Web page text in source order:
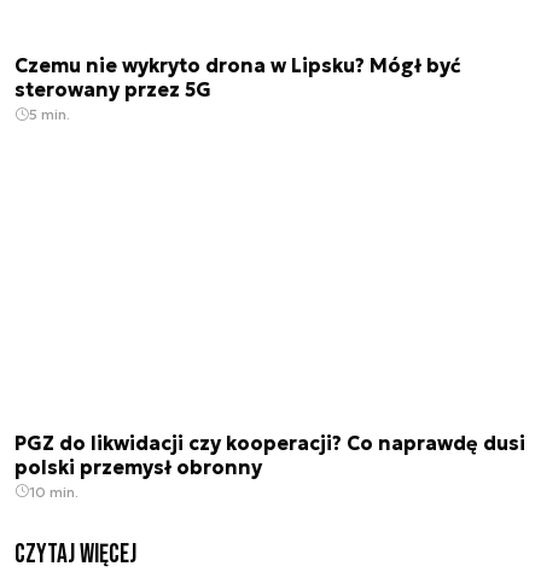
Czemu nie wykryto drona w Lipsku? Mógł być
sterowany przez 5G
5 min.
PGZ do likwidacji czy kooperacji? Co naprawdę dusi
polski przemysł obronny
10 min.
czytaj więcej